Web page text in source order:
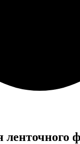
ленточного